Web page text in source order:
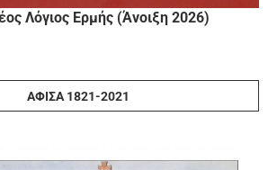
Λόγιος Ερμής (Άνοιξη 2026)
ΑΦΊΣΑ 1821-2021